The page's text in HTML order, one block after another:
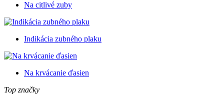
Na citlivé zuby
Indikácia zubného plaku
Na krvácanie ďasien
Top značky